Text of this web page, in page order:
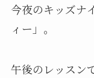
今夜のキッズナ
ィー」。
午後のレッスン